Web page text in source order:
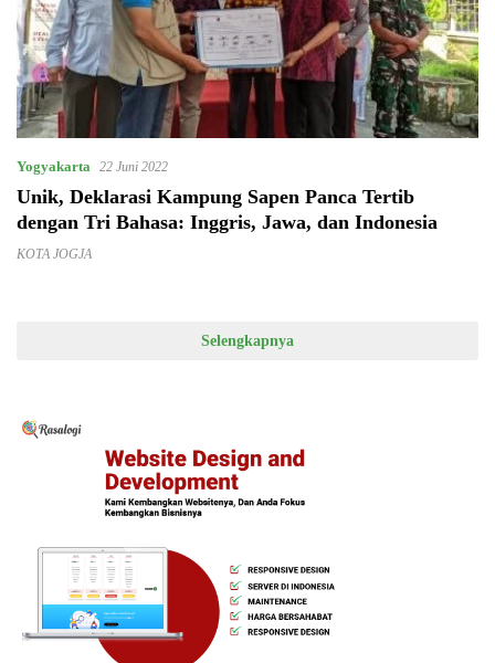
Yogyakarta 22 Juni 2022
Unik, Deklarasi Kampung Sapen Panca Tertib
dengan Tri Bahasa: Inggris, Jawa, dan Indonesia
KOTA JOGJA
Selengkapnya